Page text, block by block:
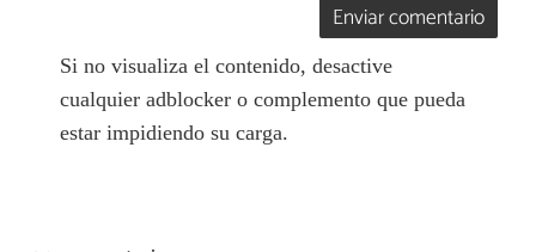
Enviar comentario
Si no visualiza el contenido, desactive
cualquier adblocker o complemento que pueda
estar impidiendo su carga.